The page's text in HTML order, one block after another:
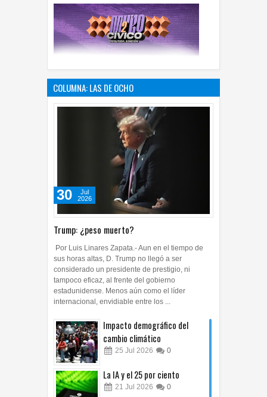
COLUMNA: LAS DE OCHO
Trump: ¿peso muerto?
30
Jul
2026
Por Luis Linares Zapata.- Aun en el tiempo de
sus horas altas, D. Trump no llegó a ser
considerado un presidente de prestigio, ni
tampoco eficaz, al frente del gobierno
estadunidense. Menos aún como el líder
internacional, envidiable entre los ...
Impacto demográfico del
cambio climático
25 Jul 2026 0
La IA y el 25 por ciento
21 Jul 2026 0